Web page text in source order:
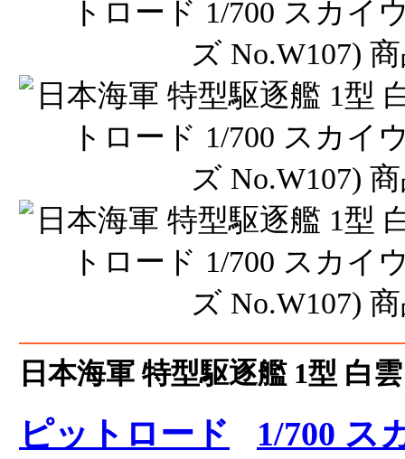
日本海軍 特型駆逐艦 1型 白
ピットロード
1/700 ス